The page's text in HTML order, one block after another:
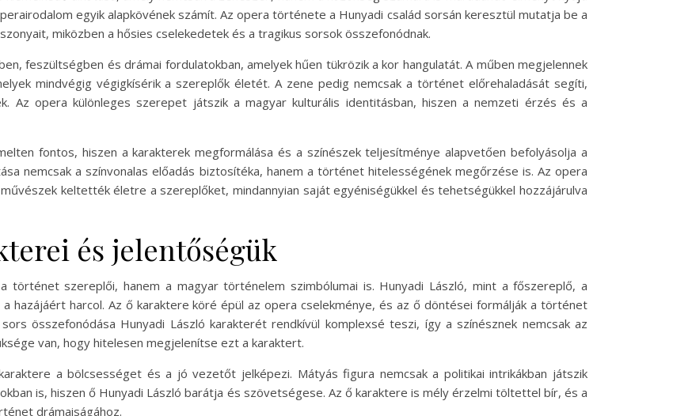
egyik alapkövének számít. Az opera története a Hunyadi család sorsán keresztül mutatja be a
miközben a hősies cselekedetek és a tragikus sorsok összefonódnak.
feszültségben és drámai fordulatokban, amelyek hűen tükrözik a kor hangulatát. A műben megjelennek
mindvégig végigkísérik a szereplők életét. A zene pedig nemcsak a történet előrehaladását segíti,
Az opera különleges szerepet játszik a magyar kulturális identitásban, hiszen a nemzeti érzés és a
fontos, hiszen a karakterek megformálása és a színészek teljesítménye alapvetően befolyásolja a
nemcsak a színvonalas előadás biztosítéka, hanem a történet hitelességének megőrzése is. Az opera
keltették életre a szereplőket, mindannyian saját egyéniségükkel és tehetségükkel hozzájárulva
és jelentőségük
történet szereplői, hanem a magyar történelem szimbólumai is. Hunyadi László, mint a főszereplő, a
hazájáért harcol. Az ő karaktere köré épül az opera cselekménye, és az ő döntései formálják a történet
összefonódása Hunyadi László karakterét rendkívül komplexsé teszi, így a színésznek nemcsak az
van, hogy hitelesen megjelenítse ezt a karaktert.
a bölcsességet és a jó vezetőt jelképezi. Mátyás figura nemcsak a politikai intrikákban játszik
is, hiszen ő Hunyadi László barátja és szövetségese. Az ő karaktere is mély érzelmi töltettel bír, és a
drámaiságához.